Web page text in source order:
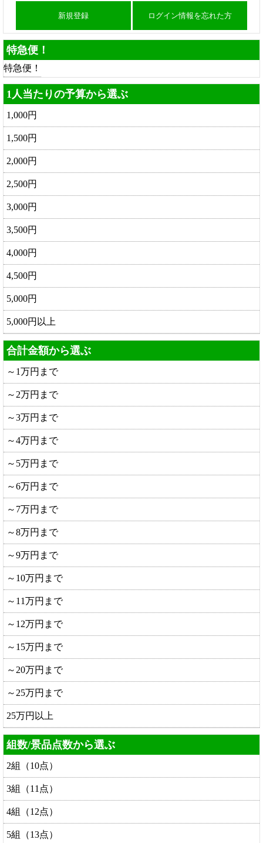
新規登録 ログイン情報を忘れた方
特急便！
特急便！
1人当たりの予算から選ぶ
1,000円
1,500円
2,000円
2,500円
3,000円
3,500円
4,000円
4,500円
5,000円
5,000円以上
合計金額から選ぶ
～1万円まで
～2万円まで
～3万円まで
～4万円まで
～5万円まで
～6万円まで
～7万円まで
～8万円まで
～9万円まで
～10万円まで
～11万円まで
～12万円まで
～15万円まで
～20万円まで
～25万円まで
25万円以上
組数/景品点数から選ぶ
2組（10点）
3組（11点）
4組（12点）
5組（13点）